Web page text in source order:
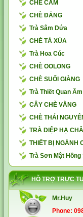
CHÈ CÁM
CHÈ ĐẮNG
Trà Sâm Dứa
CHÈ TÀ XÙA
Trà Hoa Cúc
CHÈ OOLONG
CHÈ SUỐI GIÀNG
Trà Thiết Quan Âm
CÂY CHÈ VẰNG
CHÈ THÁI
TRÀ DIỆP HẠ
THIẾT BỊ NGÀNH
Trà Sơn Mật Hồng
HỖ TRỢ TRỰC
Mr.Huy
Phone: